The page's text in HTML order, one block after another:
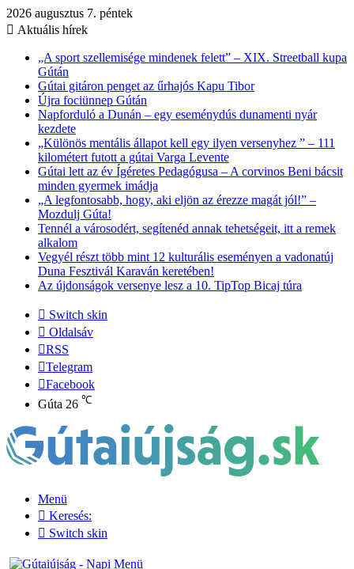
2026 augusztus 7. péntek
Aktuális hírek
„A sport szellemisége mindenek felett” – XIX. Streetball kupa
Gútán
Gútai gitáron penget az űrhajós Kapu Tibor
Újra fociünnep Gútán
Napforduló a Dunán – egy eseménydús dunamenti nyár
kezdete
„Különös mentális állapot kell egy ilyen versenyhez ” – 111
kilométert futott a gútai Varga Levente
Gútai lett az év Ígéretes Pedagógusa – A corvinos Beni bácsit
minden gyermek imádja
„A legfontosabb, hogy, aki eljön az érezze magát jól!” –
Mozdulj Gúta!
Tennél a városodért, segítenéd annak tehetségeit, itt a remek
alkalom
Vegyél részt több mint 12 kulturális eseményen a vadonatúj
Duna Fesztivál Karaván keretében!
Az újdonságok versenye lesz a 10. TipTop Bicaj túra
Switch skin
Oldalsáv
RSS
Telegram
Facebook
Gúta 26 ℃
Menü
Keresés:
Switch skin